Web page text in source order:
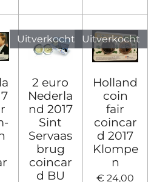
Uitverkocht
2 euro
Nederla
nd 2017
Sint
Servaas
brug
coincar
d BU
Uitverkocht
Holland
coin
fair
coincar
d 2017
Klompe
n
€ 24,00